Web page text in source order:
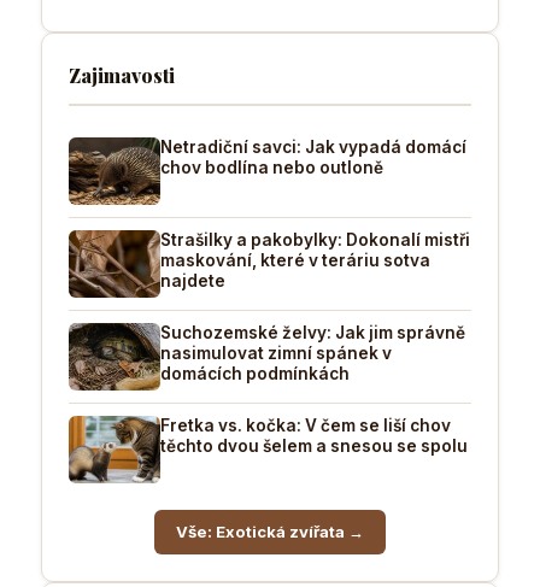
Zajimavosti
Netradiční savci: Jak vypadá domácí
chov bodlína nebo outloně
Strašilky a pakobylky: Dokonalí mistři
maskování, které v teráriu sotva
najdete
Suchozemské želvy: Jak jim správně
nasimulovat zimní spánek v
domácích podmínkách
Fretka vs. kočka: V čem se liší chov
těchto dvou šelem a snesou se spolu
Vše: Exotická zvířata →